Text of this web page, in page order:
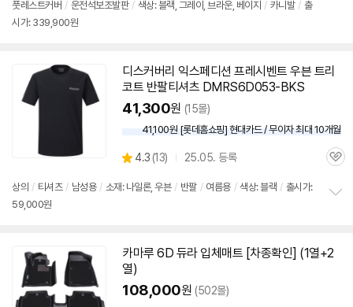
풋레스트커버 / 운전석보조발판 / 색상: 블랙, 그레이, 브라운, 베이지 / 카니발 / 출
시가: 339,900원
디스커버리 익스페디션 프레시벤트 우븐 트리
코트 반팔티셔츠 DMRS6D053-BKS
41,300원 (15몰)
41,100원 [롯데홈쇼핑] 현대카드 / 무이자 최대 10개월
별
점
4.3 (상
리
13) 25.05. 등록
관
상의 / 티셔츠 / 남성용 / 소재: 나일론, 우븐 / 반팔 / 여름용 / 색상: 블랙 / 출시가:
59,000원
카마루 6D 듀라 입체매트 [차종확인] (1열+2
열)
108,000원 (502몰)